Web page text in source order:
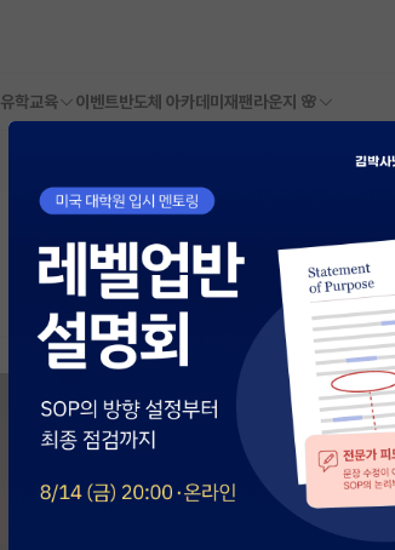
유학교육 이벤트반도체 아카데미 재팬라운지 🌸